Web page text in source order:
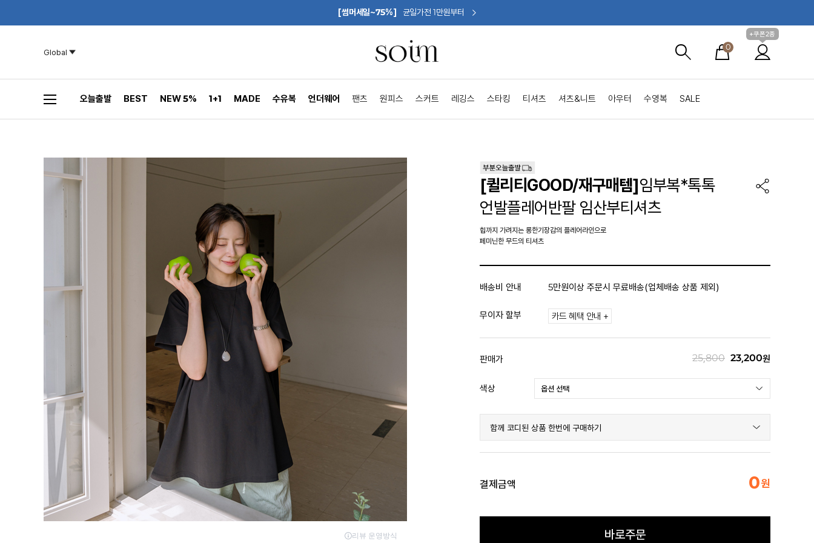
[썸머세일~75%] 균일가전 1만원부터
Global
0
+쿠폰2종
오늘출발 BEST NEW 5% 1+1 MADE 수유복 언더웨어 팬츠 원피스 스커트 레깅스 스타킹 티셔츠 셔츠&니트 아우터 수영복 SALE
[퀼리티GOOD/재구매템]임부복*톡톡
언발플레어반팔 임산부티셔츠
힙까지 가려지는 롱한기장감의 플레어라인으로
페미닌한 무드의 티셔츠
배송비 안내 5만원이상 주문시 무료배송(업체배송 상품 제외)
무이자 할부 카드 혜택 안내 +
판매가 25,800 23,200원
색상
함께 코디된 상품 한번에 구매하기
결제금액 0원
바로주문